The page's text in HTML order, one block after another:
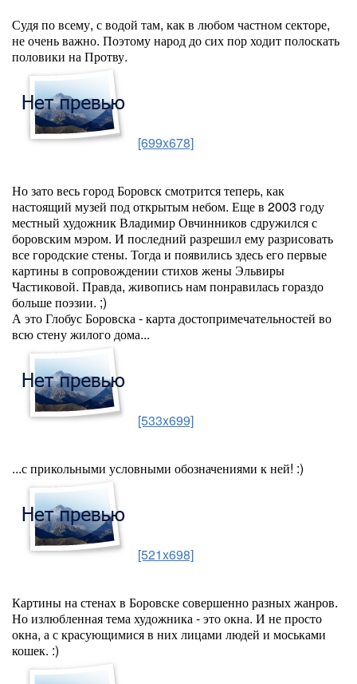
Судя по всему, с водой там, как в любом частном секторе,
не очень важно. Поэтому народ до сих пор ходит полоскать
половики на Протву.
[699x678]
Но зато весь город Боровск смотрится теперь, как
настоящий музей под открытым небом. Еще в 2003 году
местный художник Владимир Овчинников сдружился с
боровским мэром. И последний разрешил ему разрисовать
все городские стены. Тогда и появились здесь его первые
картины в сопровождении стихов жены Эльвиры
Частиковой. Правда, живопись нам понравилась гораздо
больше поэзии. ;)
А это Глобус Боровска - карта достопримечательностей во
всю стену жилого дома...
[533x699]
...с прикольными условными обозначениями к ней! :)
[521x698]
Картины на стенах в Боровске совершенно разных жанров.
Но излюбленная тема художника - это окна. И не просто
окна, а с красующимися в них лицами людей и моськами
кошек. :)